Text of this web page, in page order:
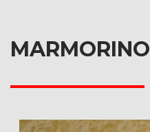
MARMORINO